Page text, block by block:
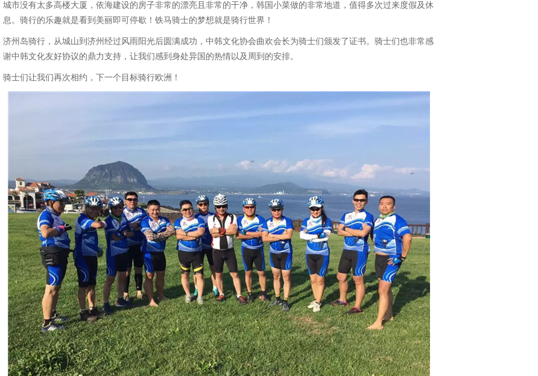
城市没有太多高楼大厦，依海建设的房子非常的漂亮且非常的干净，韩国小菜做的非常地道，值得多次过来度假及休
息。骑行的乐趣就是看到美丽即可停歇！铁马骑士的梦想就是骑行世界！
济州岛骑行，从城山到济州经过风雨阳光后圆满成功，中韩文化协会曲欢会长为骑士们颁发了证书。骑士们也非常感
谢中韩文化友好协议的鼎力支持，让我们感到身处异国的热情以及周到的安排。
骑士们让我们再次相约，下一个目标骑行欧洲！